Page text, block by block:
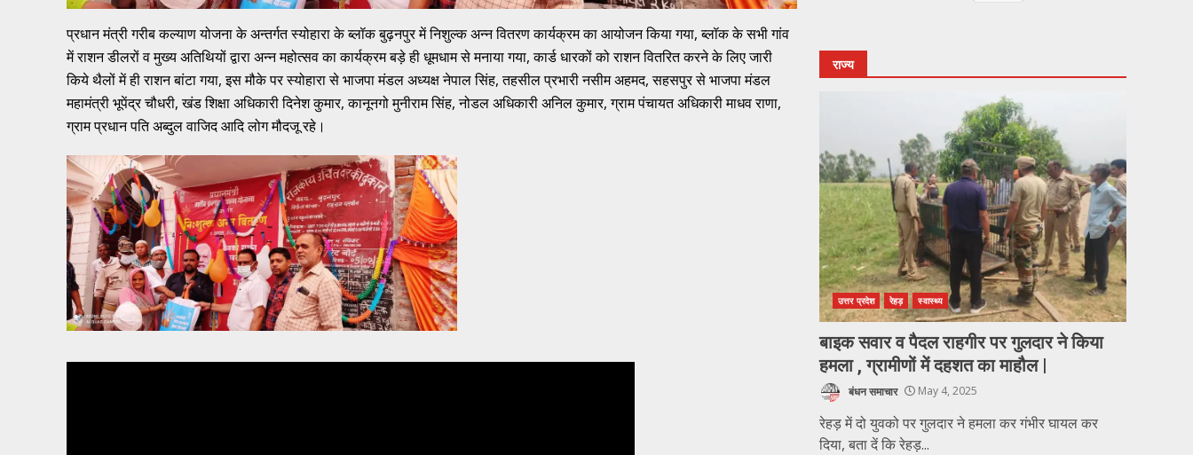
प्रधान मंत्री गरीब कल्याण योजना के अन्तर्गत स्योहारा के ब्लॉक बुढ़नपुर में निशुल्क अन्न वितरण कार्यक्रम का आयोजन किया गया, ब्लॉक के सभी गांव
में राशन डीलरों व मुख्य अतिथियों द्वारा अन्न महोत्सव का कार्यक्रम बड़े ही धूमधाम से मनाया गया, कार्ड धारकों को राशन वितरित करने के लिए जारी
किये थैलों में ही राशन बांटा गया, इस मौके पर स्योहारा से भाजपा मंडल अध्यक्ष नेपाल सिंह, तहसील प्रभारी नसीम अहमद, सहसपुर से भाजपा मंडल
महामंत्री भूपेंद्र चौधरी, खंड शिक्षा अधिकारी दिनेश कुमार, कानूनगो मुनीराम सिंह, नोडल अधिकारी अनिल कुमार, ग्राम पंचायत अधिकारी माधव राणा,
ग्राम प्रधान पति अब्दुल वाजिद आदि लोग मौदजू रहे।
राज्य
उत्तर प्रदेश रेहड़ स्वास्थ्य
बाइक सवार व पैदल राहगीर पर गुलदार ने किया
हमला , ग्रामीणों में दहशत का माहौल |
बंधन समाचार May 4, 2025
रेहड़ में दो युवको पर गुलदार ने हमला कर गंभीर घायल कर
दिया, बता दें कि रेहड़...